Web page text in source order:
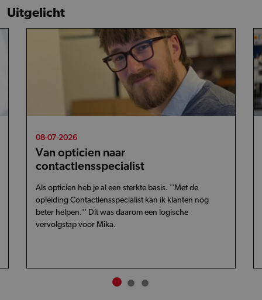
Uitgelicht
08-07-2026
Van opticien naar
contactlensspecialist
Als opticien heb je al een sterkte basis. ''Met de
opleiding Contactlensspecialist kan ik klanten nog
beter helpen.'' Dit was daarom een logische
vervolgstap voor Mika.